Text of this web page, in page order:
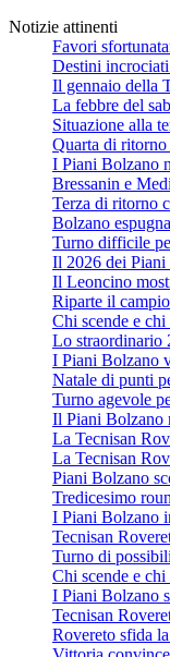
Notizie attinenti
Favori
Destini
Il gennaio della
La febbre del
Situazione alla
Quarta di ritorno
I Piani Bolzano
Bressanin e
Terza di ritorno
Bolzano
Turno difficile
Il 2026 dei Piani
Il Leoncino
Riparte il
Chi scende e chi
Lo straordinario
I Piani Bolzano
Natale di punti
Turno agevole
Il Piani Bolzano
La Tecnisan
La Tecnisan
Piani Bolzano
Tredicesimo
I Piani Bolzano
Tecnisan
Turno di
Chi scende e
I Piani Bolzano
Tecnisan
Rovereto sfida